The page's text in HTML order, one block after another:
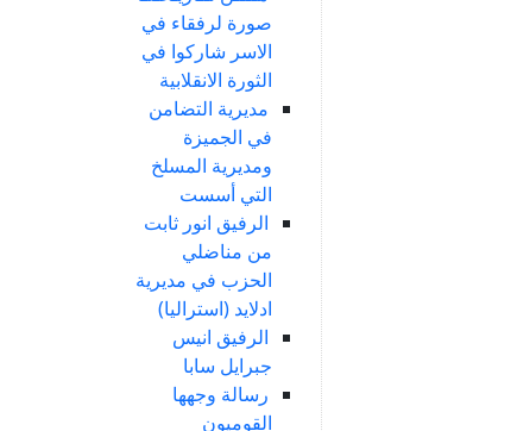
صورة لرفقاء في
الاسر شاركوا في
الثورة الانقلابية
مديرية التضامن
في الجميزة
ومديرية المسلخ
التي أسست
الرفيق انور ثابت
من مناضلي
الحزب في مديرية
ادلايد (استراليا)
الرفيق انيس
جبرايل سابا
رسالة وجهها
القوميون